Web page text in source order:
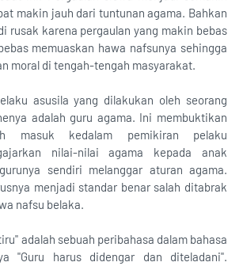
makin jauh dari tuntunan agama. Bahkan
rusak karena pergaulan yang makin bebas
memuaskan hawa nafsunya sehingga
moral di tengah-tengah masyarakat.
asusila yang dilakukan oleh seorang
adalah guru agama. Ini membuktikan
masuk kedalam pemikiran pelaku
nilai-nilai agama kepada anak
sendiri melanggar aturan agama.
menjadi standar benar salah ditabrak
nafsu belaka.
adalah sebuah peribahasa dalam bahasa
"Guru harus didengar dan diteladani".